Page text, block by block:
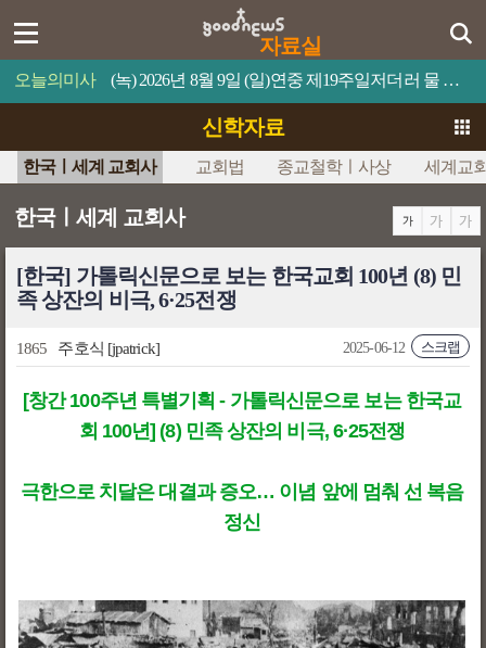
자료실
오늘의미사 (녹) 2026년 8월 9일 (일)연중 제19주일저더러 물 위로 걸어오라고 명령하십시오.
신학자료
한국ㅣ세계 교회사 교회법 종교철학ㅣ사상 세계교
한국ㅣ세계 교회사
[한국] 가톨릭신문으로 보는 한국교회 100년 (8) 민
족 상잔의 비극, 6·25전쟁
1865 주호식 [jpatrick] 스크랩
2025-06-12
[창간 100주년 특별기획 - 가톨릭신문으로 보는 한국교
회 100년] (8) 민족 상잔의 비극, 6·25전쟁
극한으로 치달은 대결과 증오… 이념 앞에 멈춰 선 복음
정신